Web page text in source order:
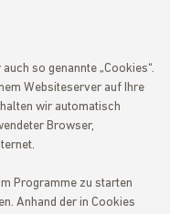
so genannte „Cookies“.
Websiteserver auf Ihre
wir automatisch
Browser,
Programme zu starten
Anhand der in Cookies